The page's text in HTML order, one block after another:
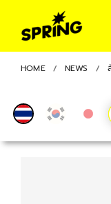
HOME NEWS